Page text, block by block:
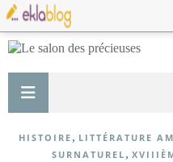
HISTOIRE , LITTÉRATURE
SURNATUREL ,